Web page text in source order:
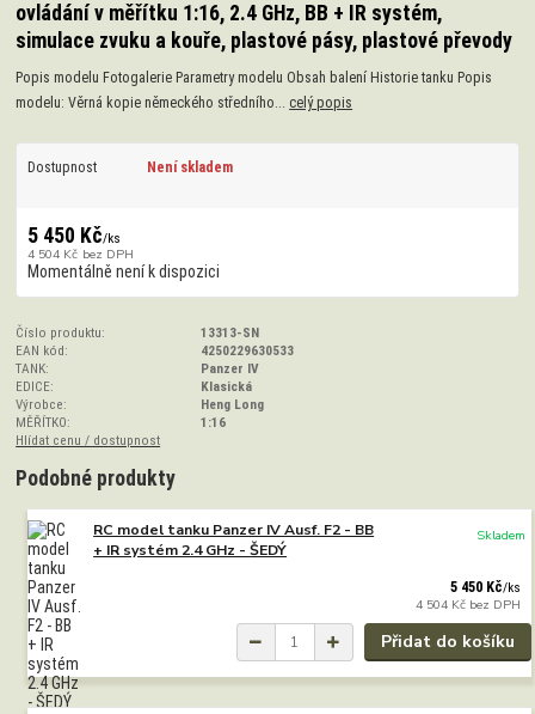
ovládání v měřítku 1:16, 2.4 GHz, BB + IR systém,
simulace zvuku a kouře, plastové pásy, plastové převody
Popis modelu Fotogalerie Parametry modelu Obsah balení Historie tanku Popis
modelu: Věrná kopie německého středního... celý popis
Dostupnost Není skladem
5 450 Kč/ks
4 504 Kč bez DPH
Momentálně není k dispozici
Číslo produktu:
13313-SN
EAN kód:
4250229630533
TANK:
Panzer IV
EDICE:
Klasická
Výrobce:
Heng Long
MĚŘÍTKO:
1:16
Hlídat cenu / dostupnost
Podobné produkty
RC model tanku Panzer IV Ausf. F2 - BB
+ IR systém 2.4 GHz - ŠEDÝ
5 450 Kč/ks
4 504 Kč bez DPH
Skladem
Přidat do košíku